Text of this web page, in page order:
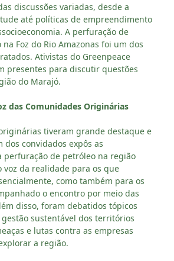
discussões variadas, desde a
até políticas de empreendimento
A perfuração de
Foz do Rio Amazonas foi um dos
Ativistas do Greenpeace
presentes para discutir questões
do Marajó.
das Comunidades Originárias
tiveram grande destaque e
dos convidados expôs as
perfuração de petróleo na região
voz da realidade para os que
como também para os
o encontro por meio das
disso, foram debatidos tópicos
sustentável dos territórios
e lutas contra as empresas
a região.